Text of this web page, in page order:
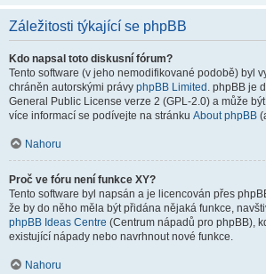
Záležitosti týkající se phpBB
Kdo napsal toto diskusní fórum?
Tento software (v jeho nemodifikované podobě) byl
chráněn autorskými právy phpBB Limited . phpBB je
General Public License verze 2 (GPL-2.0) a může
více informací se podívejte na stránku About phpBB
Nahoru
Proč ve fóru není funkce XY?
Tento software byl napsán a je licencován přes
že by do něho měla být přidána nějaká funkce,
phpBB Ideas Centre (Centrum nápadů pro phpBB),
existující nápady nebo navrhnout nové funkce.
Nahoru